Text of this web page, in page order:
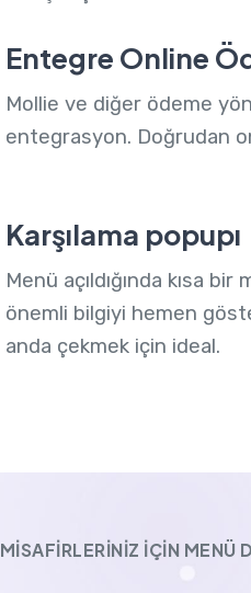
Entegre Online
Mollie ve diğer ödeme
entegrasyon. Doğrudan
Karşılama popupı
Menü açıldığında kısa
önemli bilgiyi hemen
anda çekmek için ideal.
MISAFIRLERINIZ IÇIN MENÜ